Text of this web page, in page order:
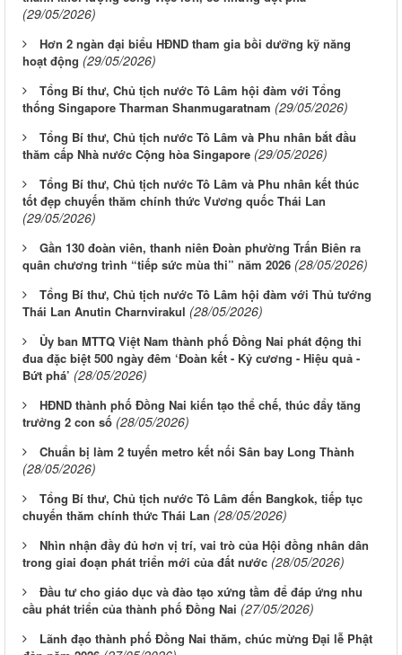
(29/05/2026)
Hơn 2 ngàn đại biểu HĐND tham gia bồi dưỡng kỹ năng
hoạt động (29/05/2026)
Tổng Bí thư, Chủ tịch nước Tô Lâm hội đàm với Tổng
thống Singapore Tharman Shanmugaratnam (29/05/2026)
Tổng Bí thư, Chủ tịch nước Tô Lâm và Phu nhân bắt đầu
thăm cấp Nhà nước Cộng hòa Singapore (29/05/2026)
Tổng Bí thư, Chủ tịch nước Tô Lâm và Phu nhân kết thúc
tốt đẹp chuyến thăm chính thức Vương quốc Thái Lan
(29/05/2026)
Gần 130 đoàn viên, thanh niên Đoàn phường Trấn Biên ra
quân chương trình “tiếp sức mùa thi” năm 2026 (28/05/2026)
Tổng Bí thư, Chủ tịch nước Tô Lâm hội đàm với Thủ tướng
Thái Lan Anutin Charnvirakul (28/05/2026)
Ủy ban MTTQ Việt Nam thành phố Đồng Nai phát động thi
đua đặc biệt 500 ngày đêm ‘Đoàn kết - Kỷ cương - Hiệu quả -
Bứt phá’ (28/05/2026)
HĐND thành phố Đồng Nai kiến tạo thể chế, thúc đẩy tăng
trưởng 2 con số (28/05/2026)
Chuẩn bị làm 2 tuyến metro kết nối Sân bay Long Thành
(28/05/2026)
Tổng Bí thư, Chủ tịch nước Tô Lâm đến Bangkok, tiếp tục
chuyến thăm chính thức Thái Lan (28/05/2026)
Nhìn nhận đầy đủ hơn vị trí, vai trò của Hội đồng nhân dân
trong giai đoạn phát triển mới của đất nước (28/05/2026)
Đầu tư cho giáo dục và đào tạo xứng tầm để đáp ứng nhu
cầu phát triển của thành phố Đồng Nai (27/05/2026)
Lãnh đạo thành phố Đồng Nai thăm, chúc mừng Đại lễ Phật